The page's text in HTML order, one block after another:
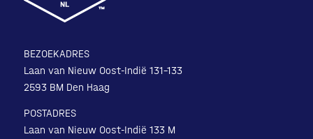
BEZOEKADRES
Laan van Nieuw Oost-Indië 131-133
2593 BM Den Haag
POSTADRES
Laan van Nieuw Oost-Indië 133 M